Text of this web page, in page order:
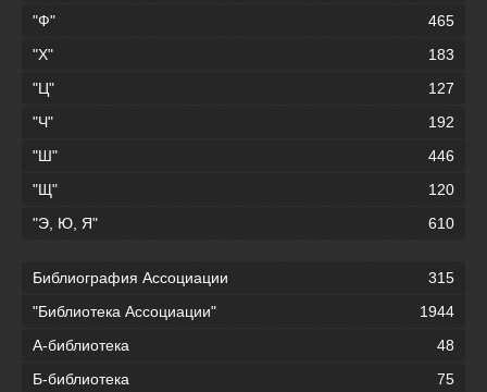
"Ф"
465
"Х"
183
"Ц"
127
"Ч"
192
"Ш"
446
"Щ"
120
"Э, Ю, Я"
610
Библиография Ассоциации
315
"Библиотека Ассоциации"
1944
А-библиотека
48
Б-библиотека
75